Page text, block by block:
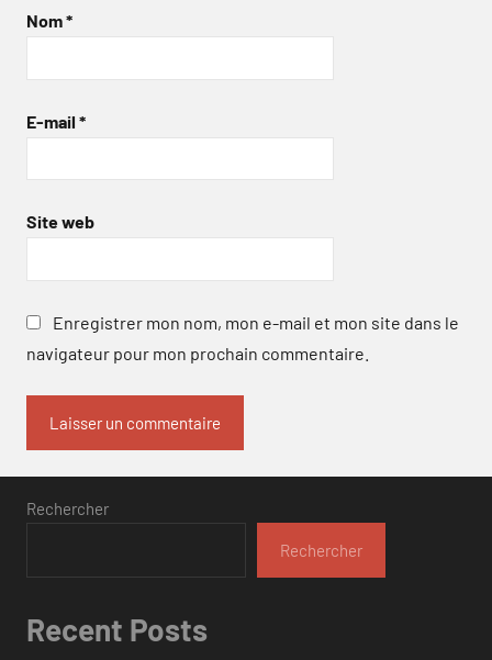
Nom*
E-mail *
Site web
Enregistrer mon nom, mon e-mail et mon site dans le
navigateur pour mon prochain commentaire.
Rechercher
Rechercher
Recent Posts